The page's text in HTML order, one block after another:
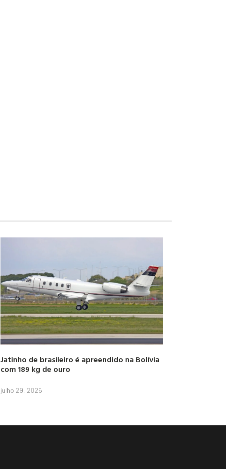
Jatinho de brasileiro é apreendido na Bolívia
com 189 kg de ouro
julho 29, 2026